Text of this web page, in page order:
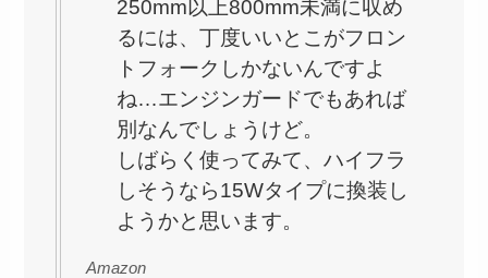
250mm以上800mm未満に収め
るには、丁度いいとこがフロン
トフォークしかないんですよ
ね…エンジンガードでもあれば
別なんでしょうけど。
しばらく使ってみて、ハイフラ
しそうなら15Wタイプに換装し
ようかと思います。
Amazon